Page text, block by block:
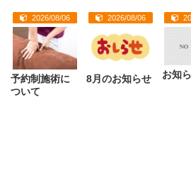
2026/08/06
予約制施術に
ついて
2026/08/06
8月のお知らせ お知